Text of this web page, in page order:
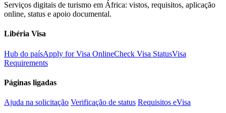
Serviços digitais de turismo em África: vistos, requisitos, aplicação
online, status e apoio documental.
Libéria Visa
Hub do paísApply for Visa OnlineCheck Visa StatusVisa
Requirements
Páginas ligadas
Ajuda na solicitação Verificação de status Requisitos eVisa